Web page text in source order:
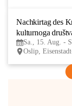
Nachkirtag des
kulturnoga
Sa., 15. Aug. -
Oslip,